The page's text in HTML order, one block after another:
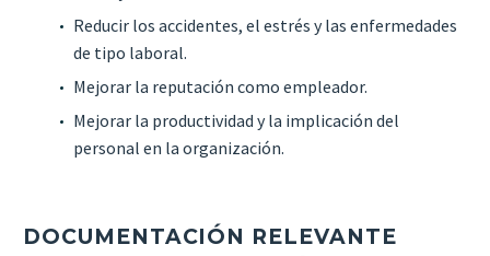
Reducir los accidentes, el estrés y las enfermedades
de tipo laboral.
Mejorar la reputación como empleador.
Mejorar la productividad y la implicación del
personal en la organización.
DOCUMENTACIÓN RELEVANTE